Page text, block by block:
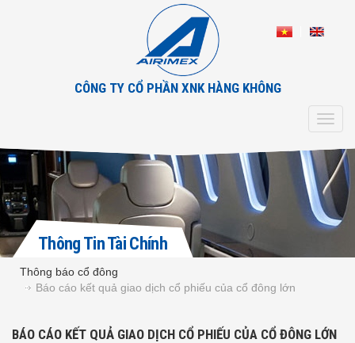
CÔNG TY CỔ PHẦN XNK HÀNG KHÔNG
Thông Tin Tài Chính
Thông báo cổ đông
Báo cáo kết quả giao dịch cổ phiếu của cổ đông lớn
BÁO CÁO KẾT QUẢ GIAO DỊCH CỔ PHIẾU CỦA CỔ ĐÔNG LỚN